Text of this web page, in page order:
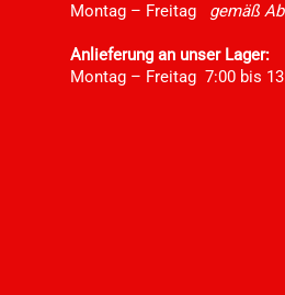
Montag – Freitag gemäß
Anlieferung an unser Lager:
Montag – Freitag 7:00 bis